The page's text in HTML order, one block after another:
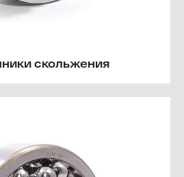
скольжения